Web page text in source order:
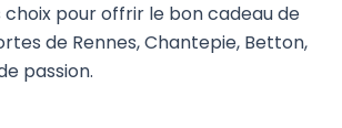
choix pour offrir le bon cadeau de
de Rennes, Chantepie, Betton,
passion.